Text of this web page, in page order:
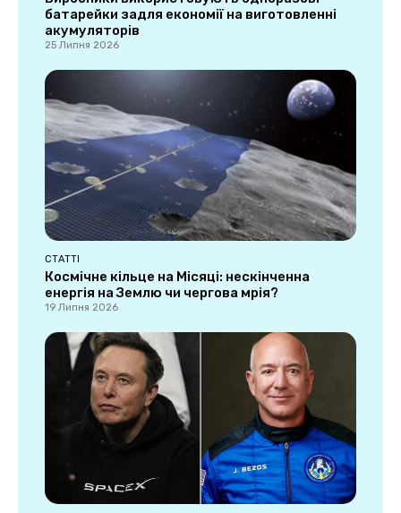
батарейки задля економії на виготовленні
акумуляторів
25 Липня 2026
СТАТТІ
Космічне кільце на Місяці: нескінченна
енергія на Землю чи чергова мрія?
19 Липня 2026